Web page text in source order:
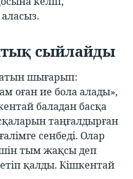
сыйлайды
шығарып:
оған ие бола алады»,
баладан басқа
таңғалдырған
сенбеді. Олар
тым жақсы деп
қалды. Кішкентай